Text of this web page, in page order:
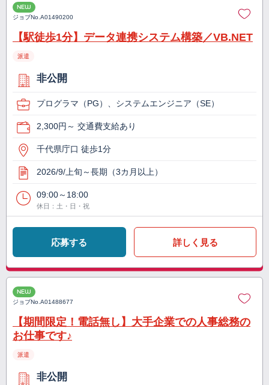
NEW
ジョブNo.A01490200
【駅徒歩1分】データ連携システム構築／VB.NET
派遣
非公開
プログラマ（PG）、システムエンジニア（SE）
2,300円～ 交通費支給あり
千代県庁口 徒歩1分
2026/9/上旬～長期（3カ月以上）
09:00～18:00
休日：土・日・祝
応募する 詳しく見る
NEW
ジョブNo.A01488677
【期間限定！電話無し】大手企業での人事総務の
お仕事です♪
派遣
非公開